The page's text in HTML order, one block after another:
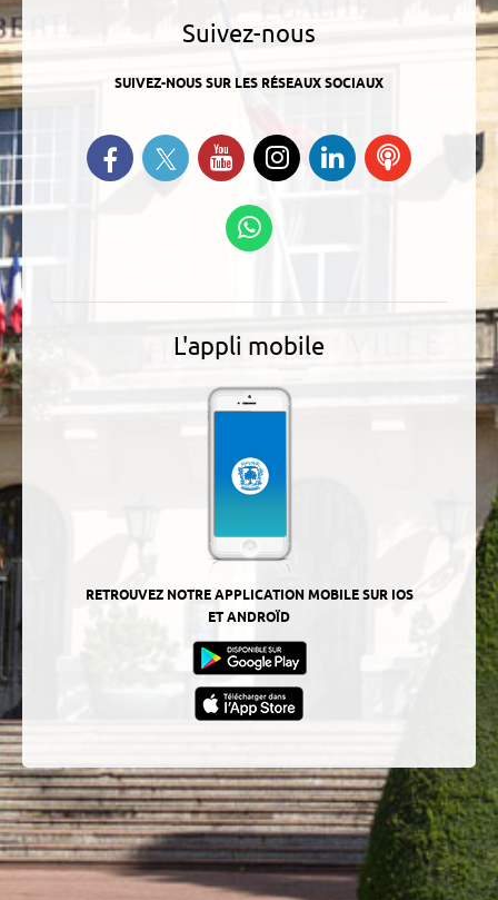
Suivez-nous
SUIVEZ-NOUS SUR LES RÉSEAUX SOCIAUX
Retrouvez-nous sur Facebook
Suivez-nous sur Twitter
Suivez-nous sur YouTube
Suivez-nous sur
Instagram
Retrouvez-
nous sur
Ecoutez
L'appli mobile
RETROUVEZ NOTRE APPLICATION MOBILE SUR IOS
ET ANDROÏD